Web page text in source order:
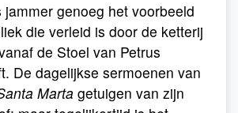
jammer genoeg het voorbeeld
die verleid is door de ketterij
de Stoel van Petrus
De dagelijkse sermoenen van
Marta getuigen van zijn